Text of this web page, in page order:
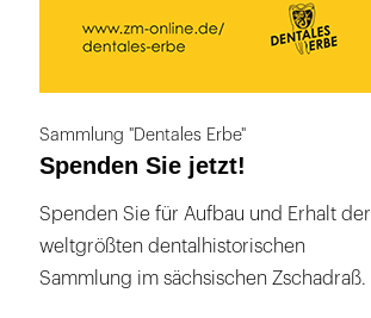
Sammlung "Dentales Erbe"
Spenden Sie jetzt!
Spenden Sie für Aufbau und Erhalt der
weltgrößten dentalhistorischen
Sammlung im sächsischen Zschadraß.